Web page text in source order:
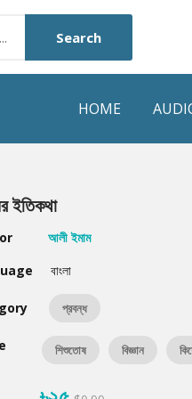
Search
HOME
ইতিকথা
আলী ইমাম
বাংলা
প্রবন্ধ
শিশুতোষ বিজ্ঞান